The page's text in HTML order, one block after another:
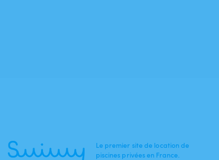
Le premier site de location de
piscines privées en France.